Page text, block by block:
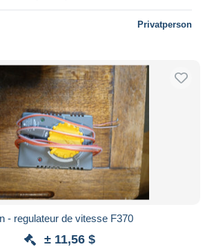
Privatperson
- regulateur de vitesse F370
± 11,56 $